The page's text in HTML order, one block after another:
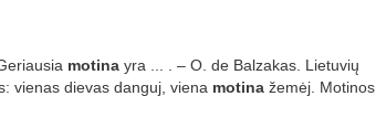
motinayra ... . – O. de Balzakas. Lietuvių
vienas dievas danguj, viena motinažemėj. Motinos